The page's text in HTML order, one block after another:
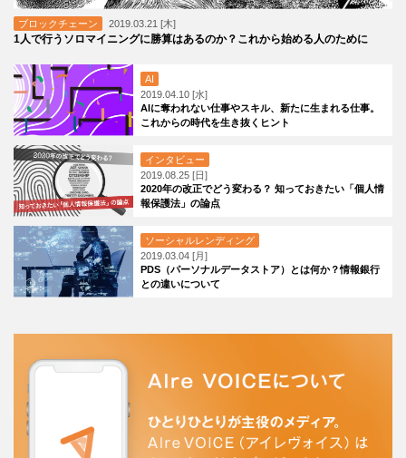
ブロックチェーン 2019.03.21 [木]
1人で行うソロマイニングに勝算はあるのか？これから始める人のために
AI
2019.04.10 [水]
AIに奪われない仕事やスキル、新たに生まれる仕事。
これからの時代を生き抜くヒント
インタビュー
2019.08.25 [日]
2020年の改正でどう変わる？ 知っておきたい「個人情
報保護法」の論点
ソーシャルレンディング
2019.03.04 [月]
PDS（パーソナルデータストア）とは何か？情報銀行
との違いについて